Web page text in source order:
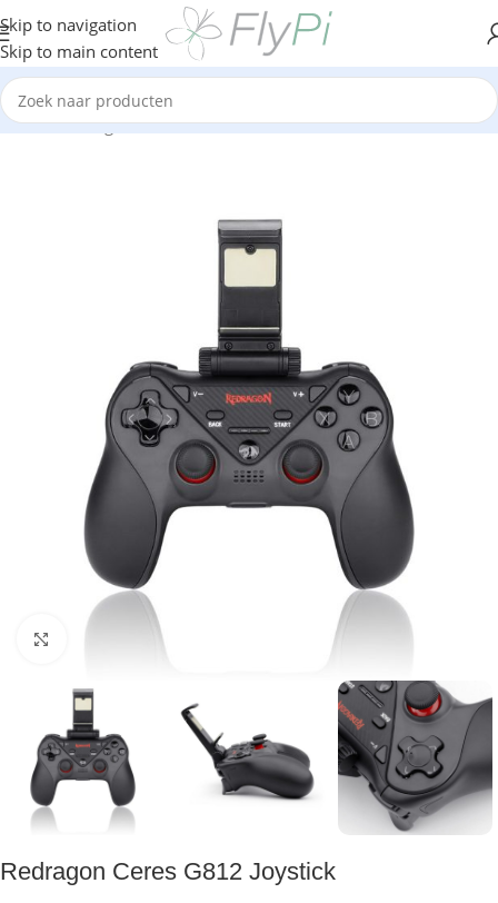
Skip to navigation
Skip to main content
Home/Gaming controller
Klik om te vergroten
Redragon Ceres G812 Joystick